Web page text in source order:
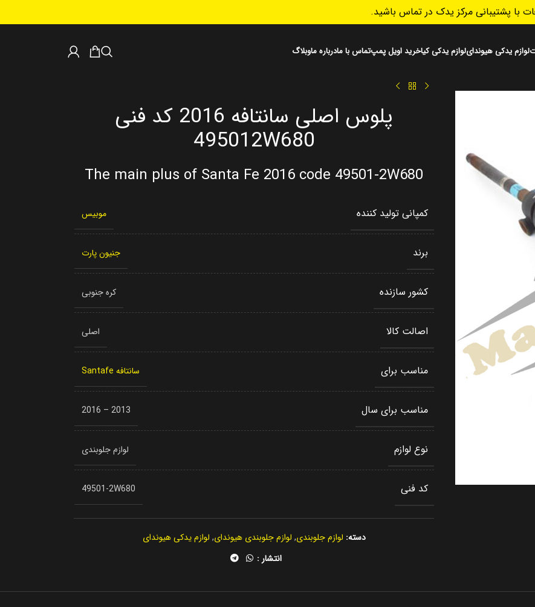
با پشتیبانی مرکز یدک در تماس باشید.
لوازم یدکی هیوندایلوازم یدکی کیاخرید اویل پمپتماس با مادرباره ماوبلاگ
پلوس اصلی سانتافه 2016 کد فنی
495012W680
The main plus of Santa Fe 2016 code 49501-2W680
کمپانی تولید کننده موبیس
برند جنیون پارت
کشور سازنده کره جنوبی
اصالت کالا اصلی
مناسب برای سانتافه Santafe
مناسب برای سال 2013 – 2016
نوع لوازم لوازم جلوبندی
کد فنی 49501-2W680
دسته: لوازم جلوبندی, لوازم جلوبندی هیوندای, لوازم یدکی هیوندای
انتشار :